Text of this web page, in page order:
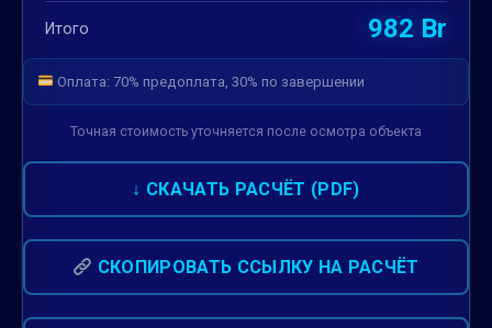
Итого 982 Br
Оплата: 70% предоплата, 30% по завершении
Точная стоимость уточняется после осмотра объекта
↓ СКАЧАТЬ РАСЧЁТ (PDF)
СКОПИРОВАТЬ ССЫЛКУ НА РАСЧЁТ